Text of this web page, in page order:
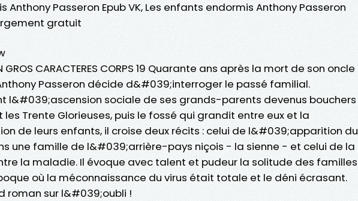
Anthony Passeron Epub VK, Les enfants endormis Anthony Passeron
gratuit
GROS CARACTERES CORPS 19 Quarante ans après la mort de son oncle
Passeron décide d&#039;interroger le passé familial.
l&#039;ascension sociale de ses grands-parents devenus bouchers
les Trente Glorieuses, puis le fossé qui grandit entre eux et la
de leurs enfants, il croise deux récits : celui de l&#039;apparition du
une famille de l&#039;arrière-pays niçois - la sienne - et celui de la
la maladie. Il évoque avec talent et pudeur la solitude des familles
où la méconnaissance du virus était totale et le déni écrasant.
roman sur l&#039;oubli !